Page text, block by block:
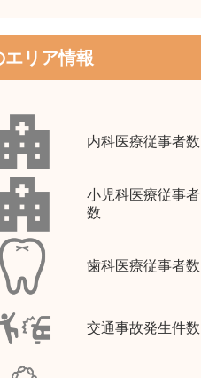
エリア情報
内科医療従事者数
小児科医療従事者
数
歯科医療従事者数
交通事故発生件数